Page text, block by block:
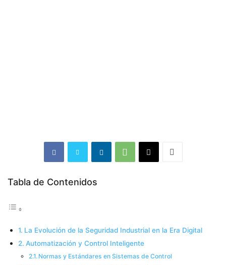
Tabla de Contenidos
La Evolución de la Seguridad Industrial en la Era Digital
Automatización y Control Inteligente
Normas y Estándares en Sistemas de Control